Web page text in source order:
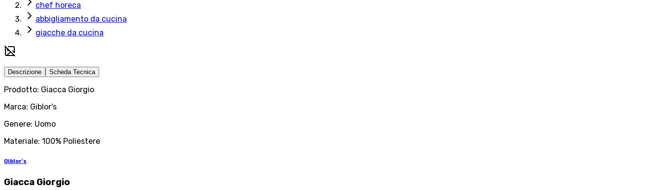
chef horeca
abbigliamento da cucina
giacche da cucina
Descrizione Scheda Tecnica
Prodotto: Giacca Giorgio
Marca: Giblor's
Genere: Uomo
Materiale: 100% Poliestere
Giblor's
Giacca Giorgio